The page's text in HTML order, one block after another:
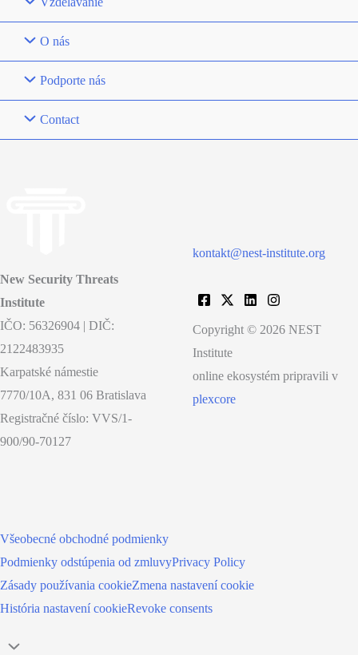
O nás
Podporte nás
Contact
New Security Threats
Institute
IČO: 56326904 | DIČ:
2122483935
Karpatské námestie
7770/10A, 831 06 Bratislava
Registračné číslo: VVS/1-
900/90-70127
kontakt@nest-institute.org
Copyright © 2026 NEST
Institute
online ekosystém pripravili v
plexcore
Všeobecné obchodné podmienky
Podmienky odstúpenia od zmluvyPrivacy Policy
Zásady používania cookieZmena nastavení cookie
História nastavení cookieRevoke consents
Scroll